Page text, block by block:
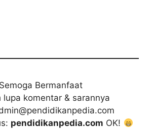
Semoga Bermanfaat
lupa komentar & sarannya
pendidikanpedia.com OK!